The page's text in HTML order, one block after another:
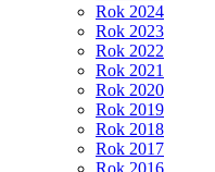
Rok 2024
Rok 2023
Rok 2022
Rok 2021
Rok 2020
Rok 2019
Rok 2018
Rok 2017
Rok 2016